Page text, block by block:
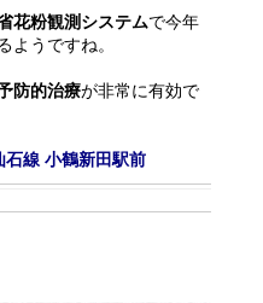
花粉観測システムで今年
ようですね。
防的治療が非常に有効で
石線 小鶴新田駅前